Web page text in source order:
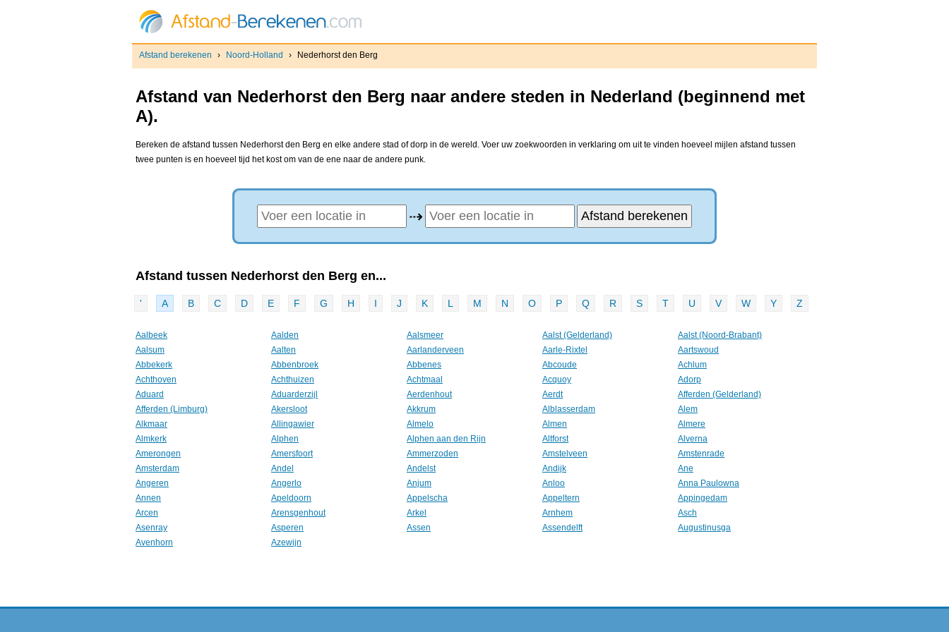
Afstand berekenen › Noord-Holland › Nederhorst den Berg
Afstand van Nederhorst den Berg naar andere steden in Nederland (beginnend met
A).
Bereken de afstand tussen Nederhorst den Berg en elke andere stad of dorp in de wereld. Voer uw zoekwoorden in verklaring om uit te vinden hoeveel mijlen afstand tussen
twee punten is en hoeveel tijd het kost om van de ene naar de andere punk.
⇢
Afstand tussen Nederhorst den Berg en...
' A B C D E F G H I J K L M N O P Q R S T U V W Y Z
Aalbeek Aalden Aalsmeer Aalst (Gelderland)
Aalst (Noord-Brabant)
Aalsum
Aalten Aarlanderveen Aarle-Rixtel
Aartswoud
Abbekerk
Abbenbroek Abbenes Abcoude
Achlum
Achthoven
Achthuizen Achtmaal Acquoy
Adorp
Aduard
Aduarderzijl Aerdenhout Aerdt
Afferden (Gelderland)
Afferden (Limburg)
Akersloot Akkrum Alblasserdam
Alem
Alkmaar
Allingawier Almelo Almen
Almere
Almkerk
Alphen Alphen aan den Rijn Altforst
Alverna
Amerongen
Amersfoort Ammerzoden Amstelveen
Amstenrade
Amsterdam
Andel Andelst Andijk
Ane
Angeren
Angerlo Anjum Anloo
Anna Paulowna
Annen
Apeldoorn Appelscha Appeltern
Appingedam
Arcen
Arensgenhout Arkel Arnhem
Asch
Asenray
Asperen Assen Assendelft
Augustinusga
Avenhorn
Azewijn